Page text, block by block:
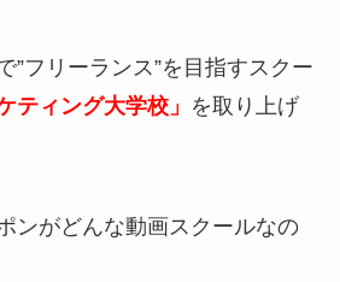
”フリーランス”を目指すスクー
ティング大学校」 を取り上げ
ンがどんな動画スクールなの